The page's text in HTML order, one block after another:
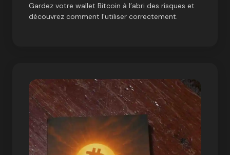
Gardez votre wallet Bitcoin à l’abri des risques et
découvrez comment l’utiliser correctement.